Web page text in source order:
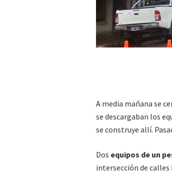
A media mañana se
se descargaban los
se construye allí.
Dos equipos de un
intersección de calles